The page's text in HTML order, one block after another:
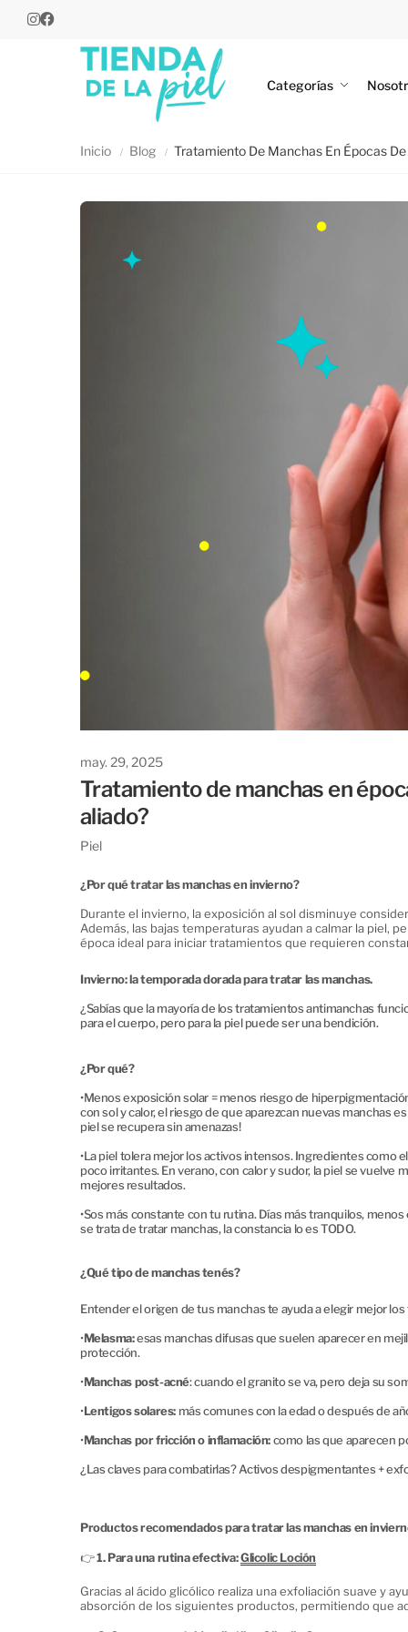
Categorías
Inicio Blog Tratamiento De Manchas En Épocas
may. 29, 2025
Tratamiento de manchas en
aliado?
Piel
¿Por qué tratar las manchas en invierno?
Durante el invierno, la exposición al sol disminuye
Además, las bajas temperaturas ayudan a calmar la piel,
época ideal para iniciar tratamientos que requieren
Invierno: la temporada dorada para tratar las manchas.
¿Sabías que la mayoría de los tratamientos antimanchas
para el cuerpo, pero para la piel puede ser una bendición.
¿Por qué?
•Menos exposición solar = menos riesgo de
con sol y calor, el riesgo de que aparezcan nuevas manchas
piel se recupera sin amenazas!
•La piel tolera mejor los activos intensos. Ingredientes como
poco irritantes. En verano, con calor y sudor, la piel se vuelve
mejores resultados.
•Sos más constante con tu rutina. Días más tranquilos,
se trata de tratar manchas, la constancia lo es TODO.
¿Qué tipo de manchas tenés?
Entender el origen de tus manchas te ayuda a elegir mejor
•Melasma:esas manchas difusas que suelen aparecer en
protección.
•Manchas post-acné: cuando el granito se va, pero deja su
•Lentigos solares: más comunes con la edad o después de
•Manchas por fricción o inflamación:como las que aparecen
¿Las claves para combatirlas? Activos despigmentantes +
Productos recomendados para tratar las manchas en
👉1. Para una rutina efectiva:Glicolic Loción
Gracias al ácido glicólico realiza una exfoliación suave y
absorción de los siguientes productos, permitiendo que